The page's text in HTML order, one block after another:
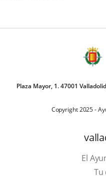
Plaza Mayor, 1. 47001
Copyright 2025 -
El
Tu